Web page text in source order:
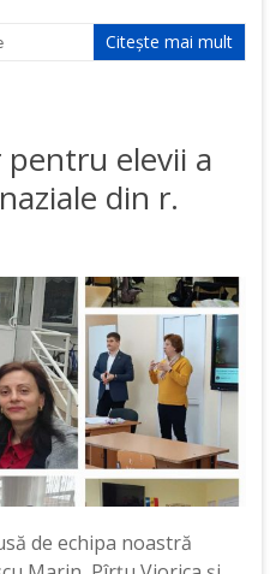
Citește mai mult
pentru elevii a
din r.
de echipa noastră